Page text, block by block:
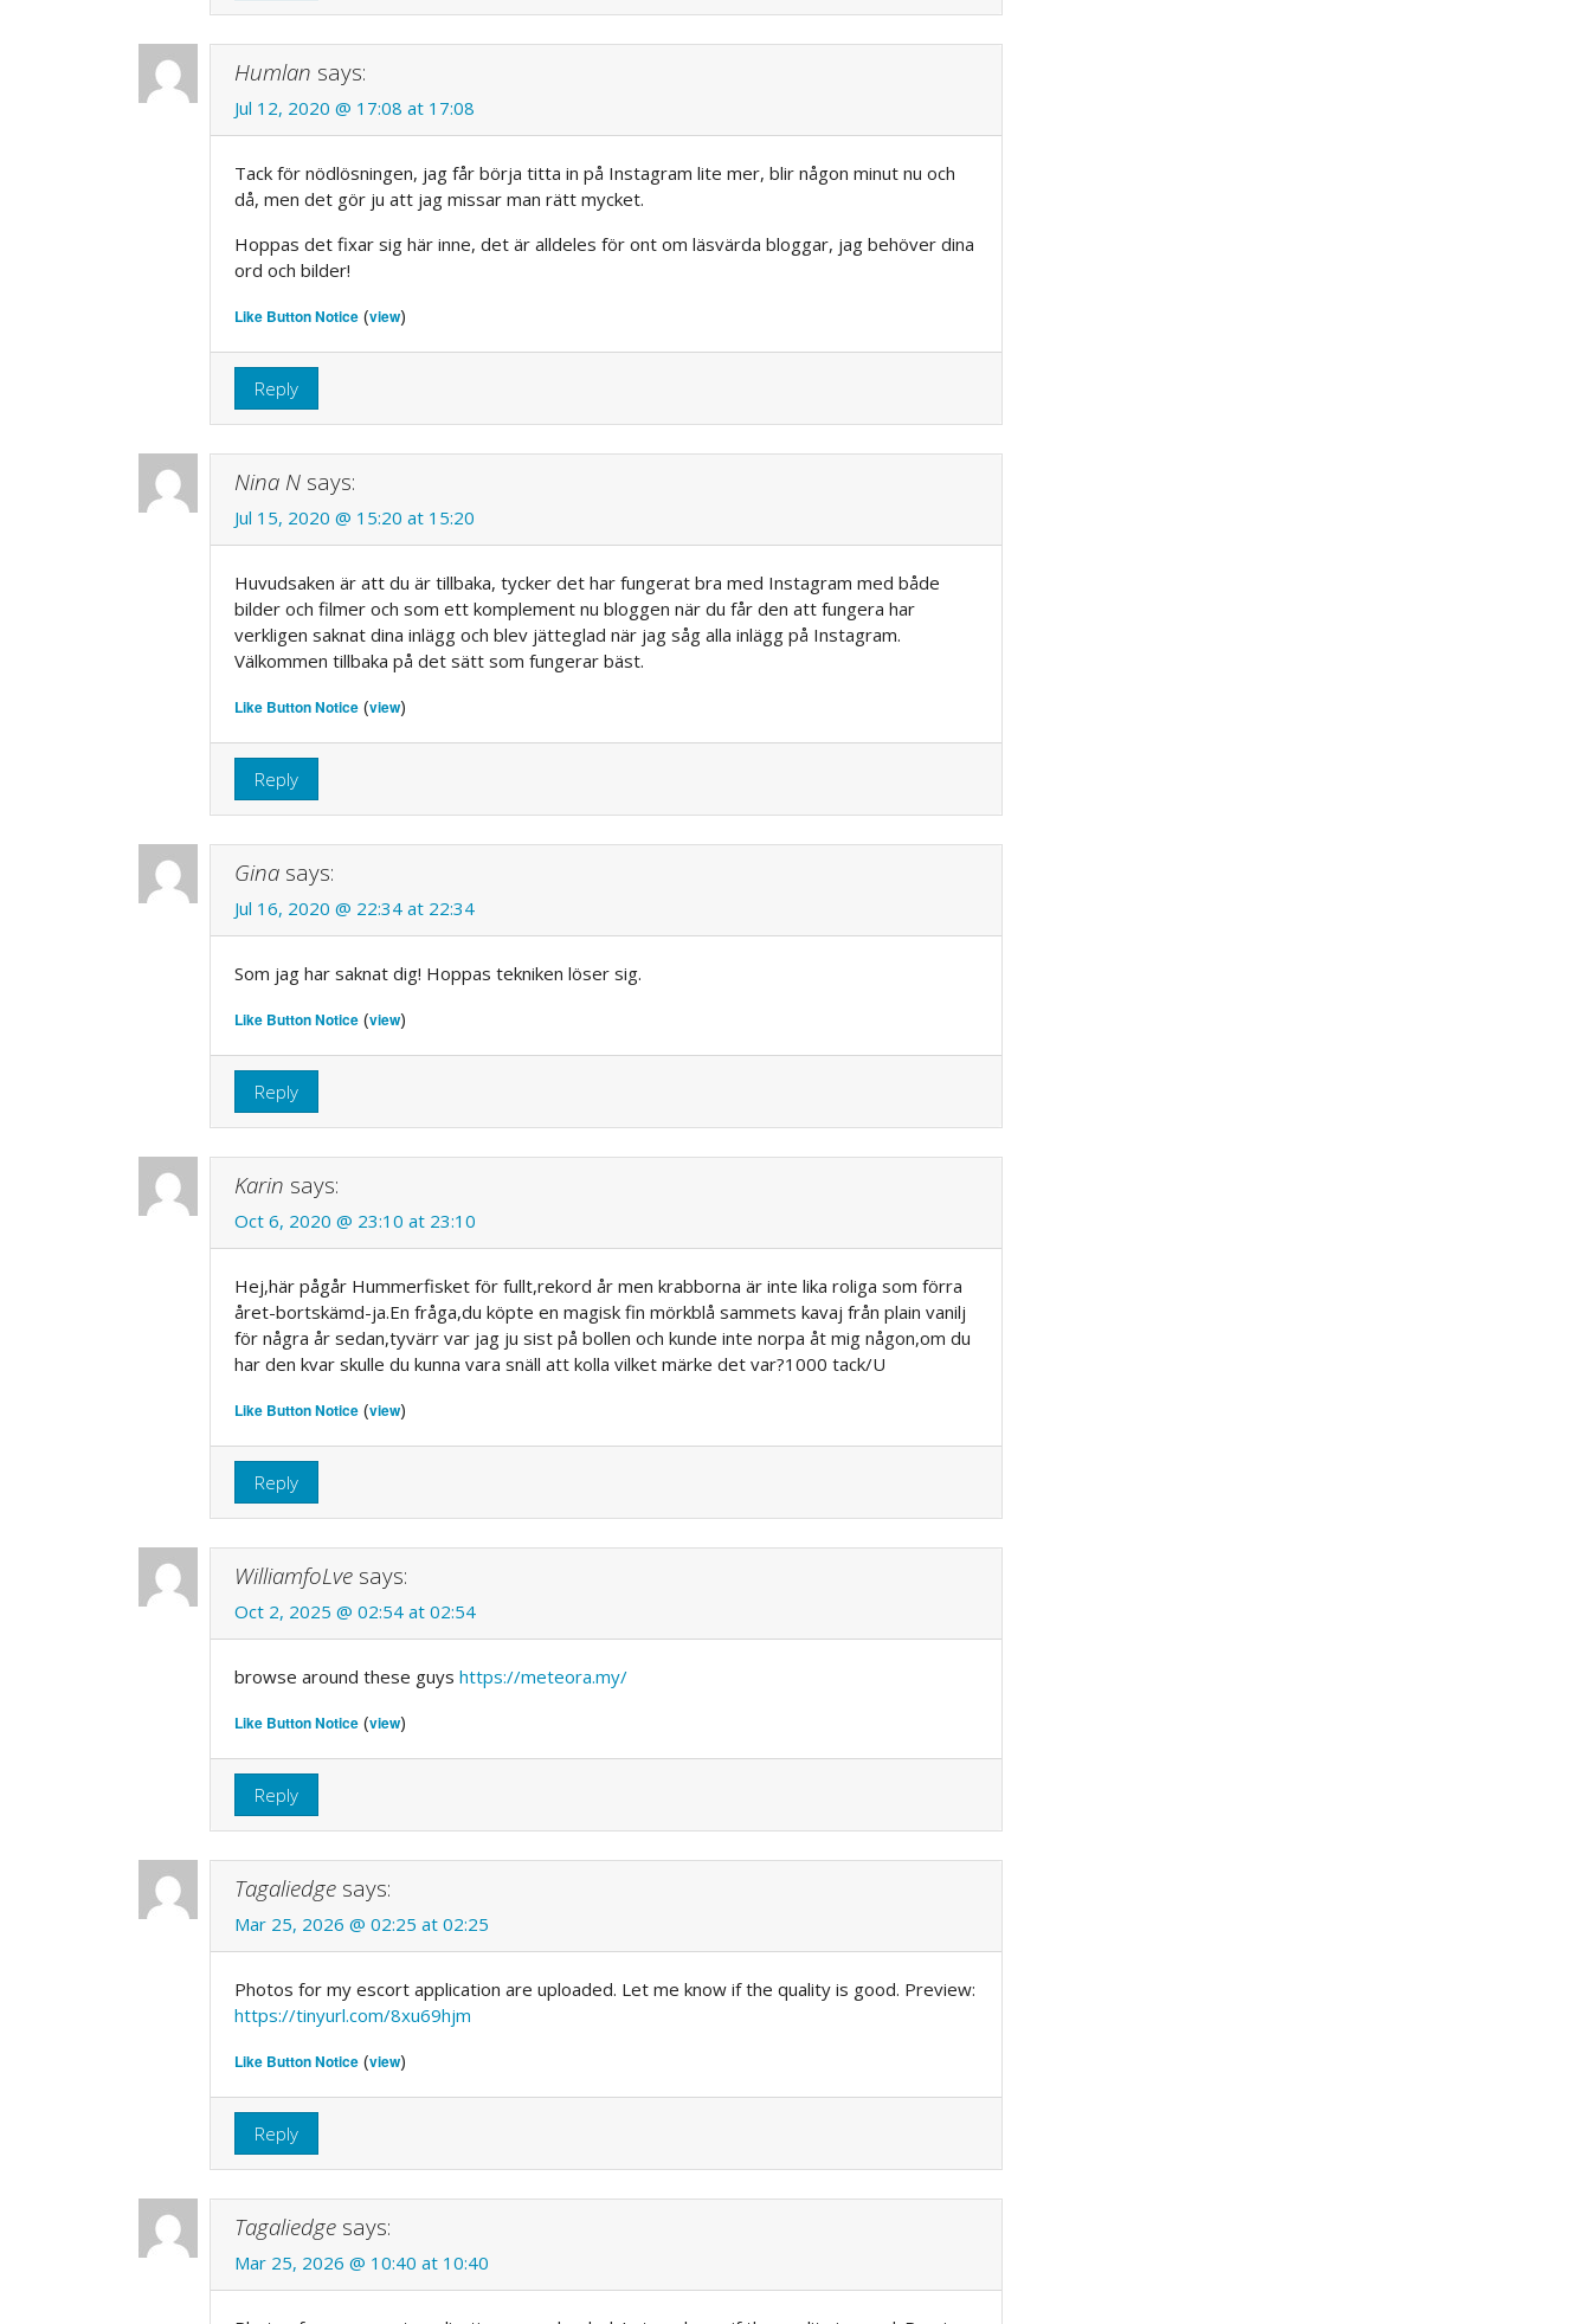
Humlan says:
Jul 12, 2020 @ 17:08 at 17:08
Tack för nödlösningen, jag får börja titta in på Instagram lite mer, blir någon minut nu och
då, men det gör ju att jag missar man rätt mycket.
Hoppas det fixar sig här inne, det är alldeles för ont om läsvärda bloggar, jag behöver dina
ord och bilder!
Like Button Notice (view)
Reply
Nina N says:
Jul 15, 2020 @ 15:20 at 15:20
Huvudsaken är att du är tillbaka, tycker det har fungerat bra med Instagram med både
bilder och filmer och som ett komplement nu bloggen när du får den att fungera har
verkligen saknat dina inlägg och blev jätteglad när jag såg alla inlägg på Instagram.
Välkommen tillbaka på det sätt som fungerar bäst.
Like Button Notice (view)
Reply
Gina says:
Jul 16, 2020 @ 22:34 at 22:34
Som jag har saknat dig! Hoppas tekniken löser sig.
Like Button Notice (view)
Reply
Karin says:
Oct 6, 2020 @ 23:10 at 23:10
Hej,här pågår Hummerfisket för fullt,rekord år men krabborna är inte lika roliga som förra
året-bortskämd-ja.En fråga,du köpte en magisk fin mörkblå sammets kavaj från plain vanilj
för några år sedan,tyvärr var jag ju sist på bollen och kunde inte norpa åt mig någon,om du
har den kvar skulle du kunna vara snäll att kolla vilket märke det var?1000 tack/U
Like Button Notice (view)
Reply
WilliamfoLve says:
Oct 2, 2025 @ 02:54 at 02:54
browse around these guys https://meteora.my/
Like Button Notice (view)
Reply
Tagaliedge says:
Mar 25, 2026 @ 02:25 at 02:25
Photos for my escort application are uploaded. Let me know if the quality is good. Preview:
https://tinyurl.com/8xu69hjm
Like Button Notice (view)
Reply
Tagaliedge says:
Mar 25, 2026 @ 10:40 at 10:40